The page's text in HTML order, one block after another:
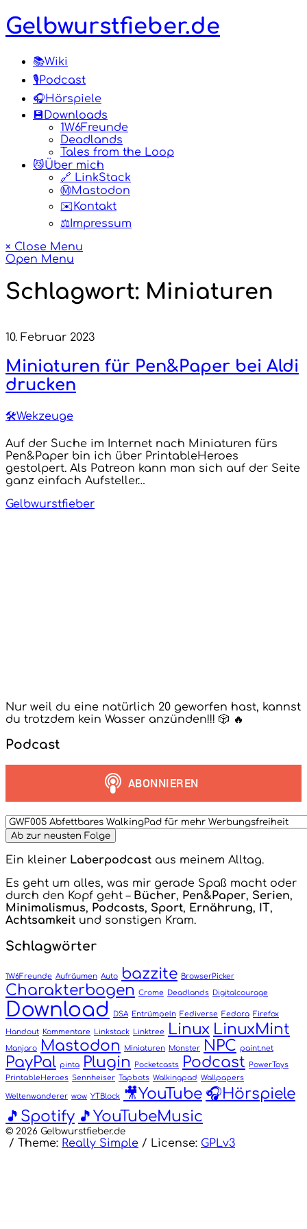
Skip
to
Gelbwurstfieber.de
📚Wiki
🎙️Podcast
🎧Hörspiele
💾Downloads
1W6Freunde
Deadlands
Tales from the Loop
😼Über mich
🔗 LinkStack
Ⓜ️Mastodon
✉️Kontakt
⚖️Impressum
× Close Menu
Open Menu
Schlagwort: Miniaturen
10. Februar 2023
Miniaturen für Pen&Paper bei Aldi
drucken
🛠Wekzeuge
Auf der Suche im Internet nach Miniaturen fürs
Pen&Paper bin ich über PrintableHeroes
gestolpert. Als Patreon kann man sich auf der Seite
ganz einfach Aufsteller…
Gelbwurstfieber
Nur weil du eine natürlich 20 geworfen hast, kannst
du trotzdem kein Wasser anzünden!!! 🎲 🔥
Podcast
Ein kleiner Laberpodcast aus meinem Alltag.
Es geht um alles, was mir gerade Spaß macht oder
durch den Kopf geht – Bücher, Pen&Paper, Serien,
Minimalismus, Podcasts, Sport, Ernährung, IT,
Achtsamkeit und sonstigen Kram.
Schlagwörter
1W6Freunde Aufräumen Auto bazzite BrowserPicker
Charakterbogen Crome Deadlands Digitalcourage
Download DSA Entrümpeln Fediverse Fedora Firefox
Handout Kommentare Linkstack Linktree Linux LinuxMint
Manjaro Mastodon Miniaturen Monster NPC paint.net
PayPal pinta Plugin Pocketcasts Podcast
PowerToys
PrintableHeroes Sennheiser Tapbots Walkingpad Wallpapers
Weltenwanderer wow YTBlock 🎥YouTube 🎧Hörspiele
🎵Spotify 🎵YouTubeMusic
© 2026 Gelbwurstfieber.de
/ Theme: Really Simple / License: GPLv3